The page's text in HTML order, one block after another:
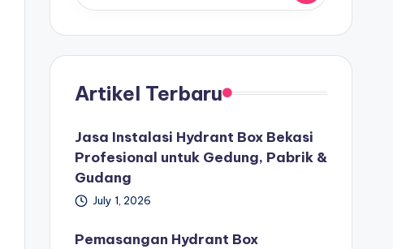
Artikel Terbaru
Jasa Instalasi Hydrant Box Bekasi
Profesional untuk Gedung, Pabrik &
Gudang
July 1, 2026
Pemasangan Hydrant Box